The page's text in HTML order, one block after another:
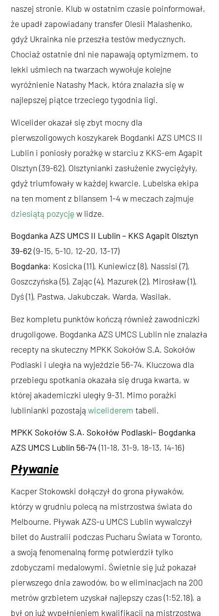
naszej stronie. Klub w ostatnim czasie poinformował,
że upadł zapowiadany transfer Olesii Malashenko,
gdyż Ukrainka nie przeszła testów medycznych.
Chociaż ostatnie dni nie napawają optymizmem, to
lekki uśmiech na twarzach wywołuje kolejne
wyróżnienie Natashy Mack, która znalazła się w
najlepszej piątce trzeciego tygodnia ligi.
Wicelider okazał się zbyt mocny dla
pierwszoligowych koszykarek Bogdanki AZS UMCS II
Lublin i poniosły porażkę w starciu z KKS-em Agapit
Olsztyn (39-62). Olsztynianki zasłużenie zwyciężyły,
gdyż triumfowały w każdej kwarcie. Lubelska ekipa
na ten moment z bilansem 1-4 w meczach zajmuje
dziesiątą pozycjęw lidze.
Bogdanka AZS UMCS II Lublin – KKS Agapit Olsztyn
39-62(9-15, 5-10, 12-20, 13-17)
Bogdanka: Kosicka (11), Kuniewicz (8), Nassisi (7),
Goszczyńska (5), Zając (4), Mazurek (2), Mirosław (1),
Dyś (1), Pastwa, Jakubczak, Warda, Wasilak.
Bez kompletu punktów kończą również zawodniczki
drugoligowe. Bogdanka AZS UMCS Lublin nie znalazła
recepty na skuteczny MPKK Sokołów S.A. Sokołów
Podlaski i uległa na wyjeździe 56-74. Kluczowa dla
przebiegu spotkania okazała się druga kwarta, w
której akademiczki uległy 9-31. Mimo porażki
lublinianki pozostająwicelideremtabeli.
MPKK Sokołów S.A. Sokołów Podlaski– Bogdanka
AZS UMCS Lublin 56-74(11-18, 31-9, 18-13, 14-16)
Pływanie
Kacper Stokowski dołączył do grona pływaków,
którzy w grudniu polecą na mistrzostwa świata do
Melbourne. Pływak AZS-u UMCS Lublin wywalczył
bilet do Australii podczas Pucharu Świata w Toronto,
a swoją fenomenalną formę potwierdził tylko
zdobyczami medalowymi. Świetnie się już pokazał
pierwszego dnia zawodów, bo w eliminacjach na 200
metrów grzbietem uzyskał najlepszy czas (1:52.18), a
był on już wypełnieniem kwalifikacji na mistrzostwa